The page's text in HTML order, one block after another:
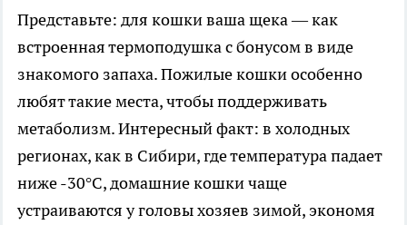
Представьте: для кошки ваша щека — как
встроенная термоподушка с бонусом в виде
знакомого запаха. Пожилые кошки особенно
любят такие места, чтобы поддерживать
метаболизм. Интересный факт: в холодных
регионах, как в Сибири, где температура падает
ниже -30°C, домашние кошки чаще
устраиваются у головы хозяев зимой, экономя